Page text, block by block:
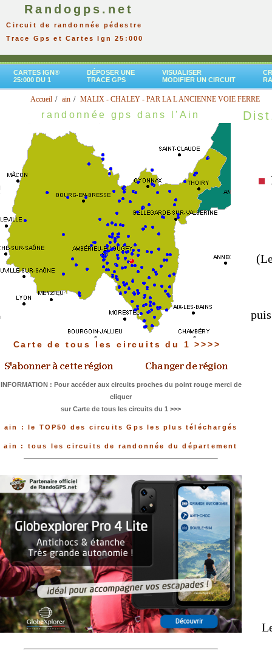
Randogps.net
Circuit de randonnée pédestre
Trace Gps et Cartes Ign 25:000
CARTES IGN®
25:000 DU 1
DÉPOSER UNE
TRACE GPS
VISUALISER
MODIFIER UN CIRCUIT
Accueil ain MALIX - CHALEY - PAR LA L ANCIENNE VOIE FERRE
randonnée gps dans l'Ain
Carte de tous les circuits du 1 >>>>
INFORMATION : Pour accéder aux circuits proches du point rouge merci de
cliquer
sur Carte de tous les circuits du 1 >>>
ain : le TOP50 des circuits Gps les plus téléchargés
ain : tous les circuits de randonnée du département